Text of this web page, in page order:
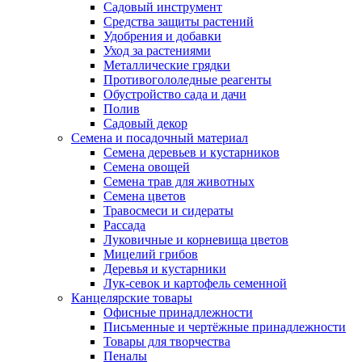
Садовый инструмент
Средства защиты растений
Удобрения и добавки
Уход за растениями
Металлические грядки
Противогололедные реагенты
Обустройство сада и дачи
Полив
Садовый декор
Семена и посадочный материал
Семена деревьев и кустарников
Семена овощей
Семена трав для животных
Семена цветов
Травосмеси и сидераты
Рассада
Луковичные и корневища цветов
Мицелий грибов
Деревья и кустарники
Лук-севок и картофель семенной
Канцелярские товары
Офисные принадлежности
Письменные и чертёжные принадлежности
Товары для творчества
Пеналы